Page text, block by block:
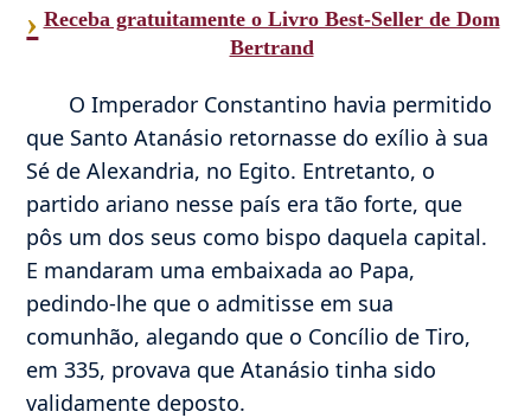
› Receba gratuitamente o Livro Best-Seller de Dom
Bertrand
O Imperador Constantino havia permitido
que Santo Atanásio retornasse do exílio à sua
Sé de Alexandria, no Egito. Entretanto, o
partido ariano nesse país era tão forte, que
pôs um dos seus como bispo daquela capital.
E mandaram uma embaixada ao Papa,
pedindo-lhe que o admitisse em sua
comunhão, alegando que o Concílio de Tiro,
em 335, provava que Atanásio tinha sido
validamente deposto.